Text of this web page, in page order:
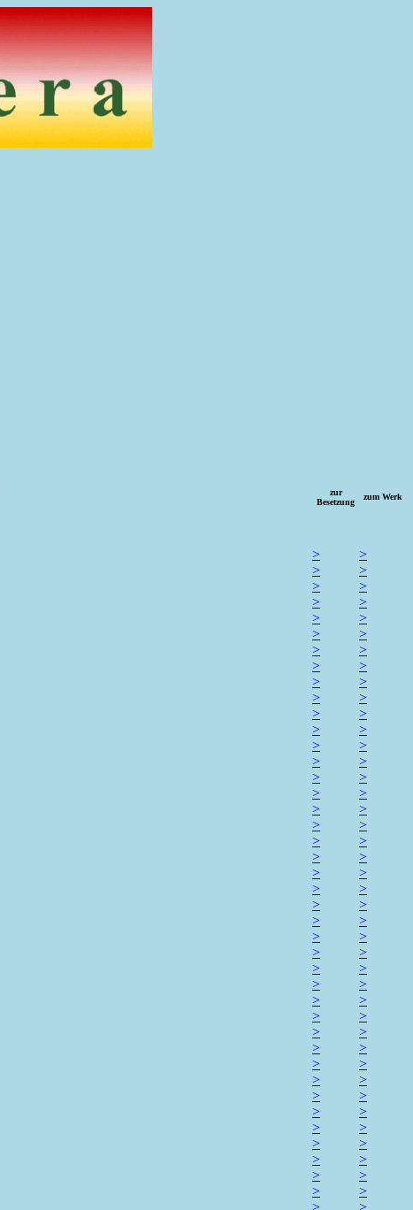
zur
Besetzung
zum Werk
>
>
>
>
>
>
>
>
>
>
>
>
>
>
>
>
>
>
>
>
>
>
>
>
>
>
>
>
>
>
>
>
>
>
>
>
>
>
>
>
>
>
>
>
>
>
>
>
>
>
>
>
>
>
>
>
>
>
>
>
>
>
>
>
>
>
>
>
>
>
>
>
>
>
>
>
>
>
>
>
>
>
>
>